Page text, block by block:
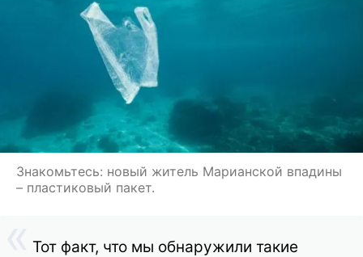
Знакомьтесь: новый житель Марианской впадины
– пластиковый пакет.
Тот факт, что мы обнаружили такие